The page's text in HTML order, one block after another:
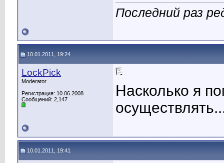
Последний раз
10.01.2011, 19:24
LockPick
Moderator
Регистрация: 10.06.2008
Сообщений: 2,147
Насколько я
10.01.2011, 19:41